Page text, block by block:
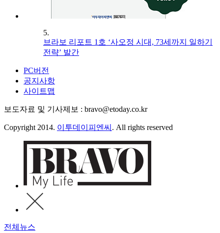
5.
브라보 리포트 1호 ‘사오정 시대, 73세까지 일하기
전략’ 발간
PC버전
공지사항
사이트맵
보도자료 및 기사제보 : bravo@etoday.co.kr
Copyright 2014. 이투데이피엔씨 . All rights reserved
전체뉴스